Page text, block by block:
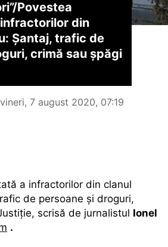
Povestea
din
Șantaj, trafic de
crimă sau șpăgi
vineri, 7 august 2020, 07:19
a infractorilor din clanul
de persoane și droguri,
scrisă de jurnalistul Ionel
.